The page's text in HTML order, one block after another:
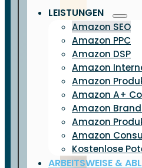
LEISTUNGEN
Amazon SEO
Amazon PPC
Amazon DSP
Amazon
Amazon
Amazon A+
Amazon
Amazon
Amazon
Kostenlose
ARBEITSWEISE &